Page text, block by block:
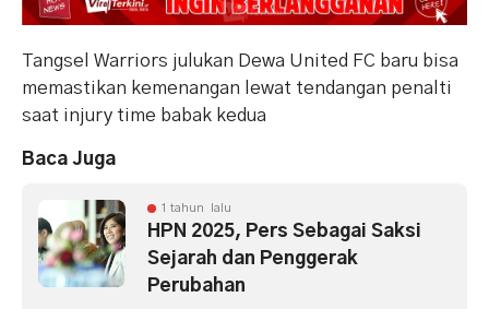
Tangsel Warriors julukan Dewa United FC baru bisa
memastikan kemenangan lewat tendangan penalti
saat injury time babak kedua
Baca Juga
1 tahun lalu
HPN 2025, Pers Sebagai Saksi
Sejarah dan Penggerak
Perubahan